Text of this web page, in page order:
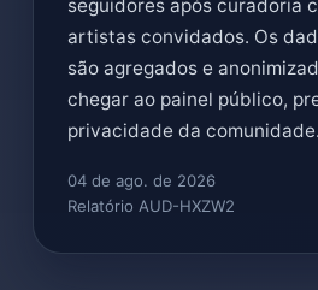
seguidores após curadoria
artistas convidados. Os
são agregados e
chegar ao painel público,
privacidade da comunidade.
04 de ago. de 2026
Relatório AUD-HXZW2